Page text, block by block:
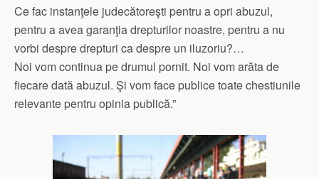
Ce fac instanţele judecătoreşti pentru a opri abuzul,
pentru a avea garanţia drepturilor noastre, pentru a nu
vorbi despre drepturi ca despre un iluzoriu?…
Noi vom continua pe drumul pornit. Noi vom arăta de
fiecare dată abuzul. Şi vom face publice toate chestiunile
relevante pentru opinia publică.”